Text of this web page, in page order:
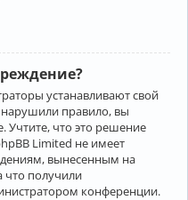
устанавливают свой
нарушили правило, вы
Учтите, что это решение
Limited не имеет
вынесенным на
что получили
конференции.